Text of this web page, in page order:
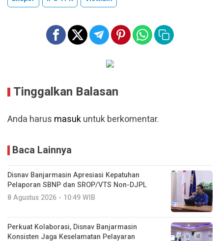
Tinggalkan Balasan
Anda harus masukuntuk berkomentar.
Baca Lainnya
Disnav Banjarmasin Apresiasi Kepatuhan
Pelaporan SBNP dan SROP/VTS Non-DJPL
8 Agustus 2026 - 10:49 WIB
Perkuat Kolaborasi, Disnav Banjarmasin
Konsisten Jaga Keselamatan Pelayaran